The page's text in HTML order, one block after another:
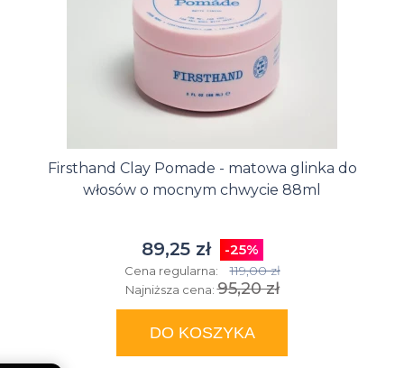
Firsthand Clay Pomade - matowa glinka do
włosów o mocnym chwycie 88ml
89,25 zł -25%
Cena regularna: 119,00 zł
Najniższa cena:95,20 zł
DO KOSZYKA